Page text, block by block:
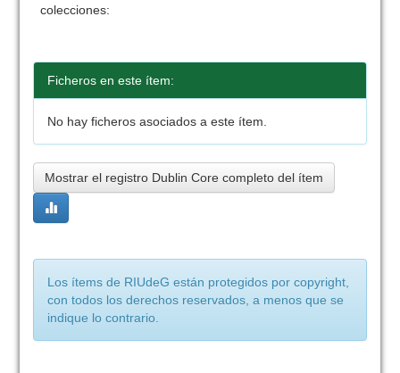
colecciones:
Ficheros en este ítem:
No hay ficheros asociados a este ítem.
Mostrar el registro Dublin Core completo del ítem
Los ítems de RIUdeG están protegidos por copyright,
con todos los derechos reservados, a menos que se
indique lo contrario.